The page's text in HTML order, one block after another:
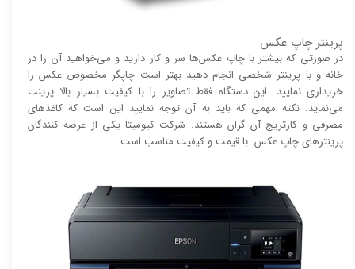
پرینتر چاپ عکس
در صورتی که بیشتر با چاپ عکس‌ها سر و کار دارید و می‌خواهید آن را در
خانه و با پرینتر شخصی انجام دهید بهتر است چاپگر مخصوص عکس را
خریداری نمایید. این دستگاه فقط تصاویر را با کیفیت بسیار بالا پرینت
می‌نماید. نکته مهمی که باید به آن توجه نمایید این است که کاغذ‌های
مصرفی و کارتریج آن گران هستند. شرکت کیومیتا یکی از عرضه کنندگان
پرینتر‌های چاپ عکس با قیمت و کیفیت مناسب است.